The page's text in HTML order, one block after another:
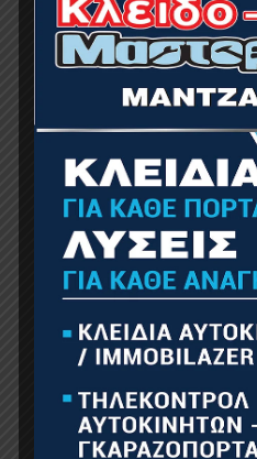
ΣΧΙΣΤΗΣ ΞΥΛΩΝ ΚΩΝΟΣ
32mm, 270gr
8.46€